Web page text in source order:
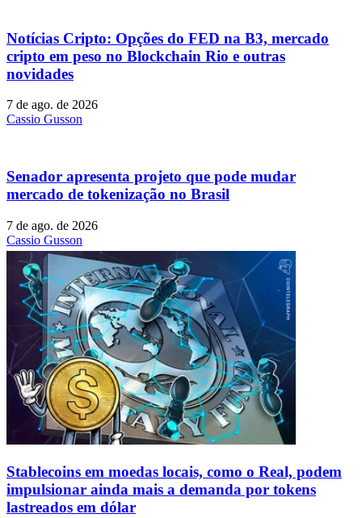
Notícias Cripto: Opções do FED na B3, mercado
cripto em peso no Blockchain Rio e outras
novidades
7 de ago. de 2026
Cassio Gusson
Senador apresenta projeto que pode mudar
mercado de tokenização no Brasil
7 de ago. de 2026
Cassio Gusson
Stablecoins ​​em moedas locais, como o Real, podem
impulsionar ainda mais a demanda por tokens
lastreados em dólar